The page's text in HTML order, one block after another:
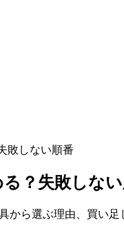
敗しない順番
？失敗しな
ら選ぶ理由、買い足